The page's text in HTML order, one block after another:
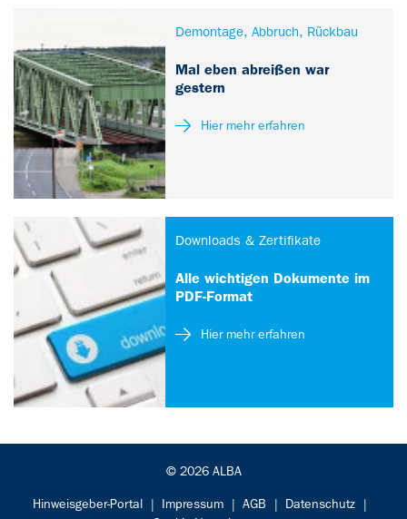
Demontage, Abbruch, Rückbau
Mal eben abreißen war
gestern
Hier mehr erfahren
Downloads & Zertifikate
Alle wichtigen Dokumente im
PDF-Format
Hier mehr erfahren
© 2026 ALBA
Hinweisgeber-Portal | Impressum | AGB | Datenschutz |